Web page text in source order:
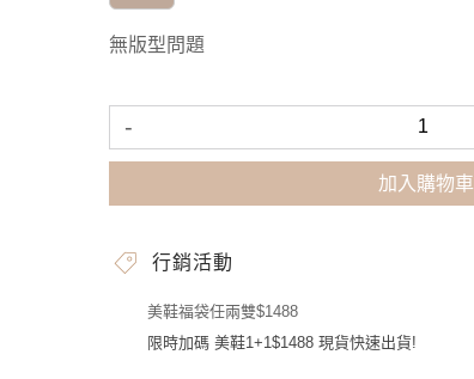
無版型問題
-
加入購物車
行銷活動
美鞋福袋任兩雙$1488
限時加碼 美鞋1+1$1488 現貨快速出貨!